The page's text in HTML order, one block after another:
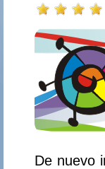
De nuevo